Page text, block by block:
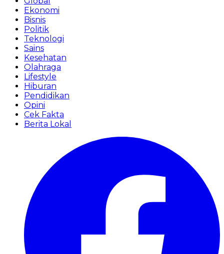
Ekonomi
Bisnis
Politik
Teknologi
Sains
Kesehatan
Olahraga
Lifestyle
Hiburan
Pendidikan
Opini
Cek Fakta
Berita Lokal